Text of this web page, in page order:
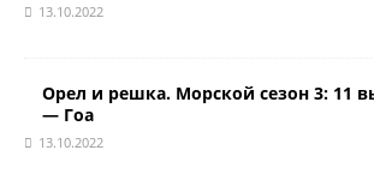
13.10.2022
Орел и решка. Морской сезон 3: 11
— Гоа
13.10.2022